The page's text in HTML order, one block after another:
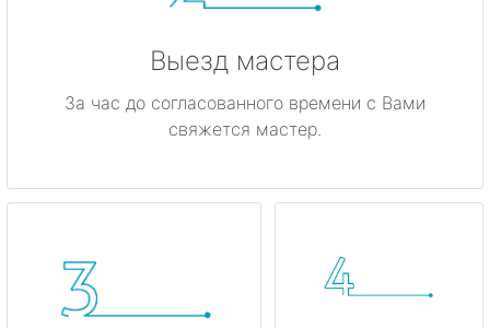
Выезд мастера
За час до согласованного времени с Вами
свяжется мастер.